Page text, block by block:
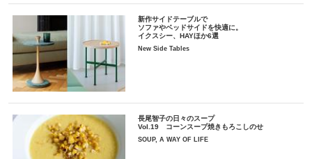
新作サイドテーブルで
ソファやベッドサイドを快適に。
イクスシー、HAYほか6選
New Side Tables
長尾智子の日々のスープ
Vol.19 コーンスープ焼きもろこしのせ
SOUP, A WAY OF LIFE